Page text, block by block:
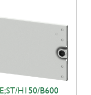
H150/B600